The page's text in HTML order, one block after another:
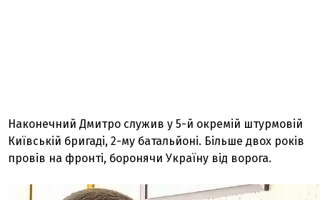
Наконечний Дмитро служив у 5-й окремій штурмовій
Київській бригаді, 2-му батальйоні. Більше двох років
провів на фронті, боронячи Україну від ворога.